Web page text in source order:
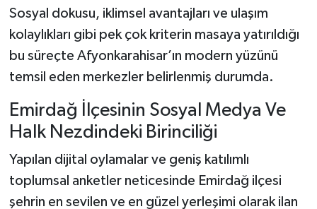
Sosyal dokusu, iklimsel avantajları ve ulaşım
kolaylıkları gibi pek çok kriterin masaya yatırıldığı
bu süreçte Afyonkarahisar’ın modern yüzünü
temsil eden merkezler belirlenmiş durumda.
Emirdağ İlçesinin Sosyal Medya Ve
Halk Nezdindeki Birinciliği
Yapılan dijital oylamalar ve geniş katılımlı
toplumsal anketler neticesinde Emirdağ ilçesi
şehrin en sevilen ve en güzel yerleşimi olarak ilan